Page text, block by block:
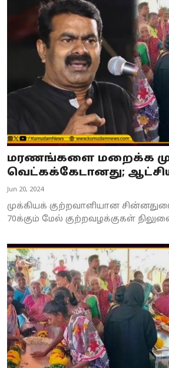
மரணங்களை மறைக்க
வெட்கக்கேடானது;
Jun 20, 2024
முக்கியக் குற்றவாளியான
70க்கும் மேல் குற்றவழக்குகள்